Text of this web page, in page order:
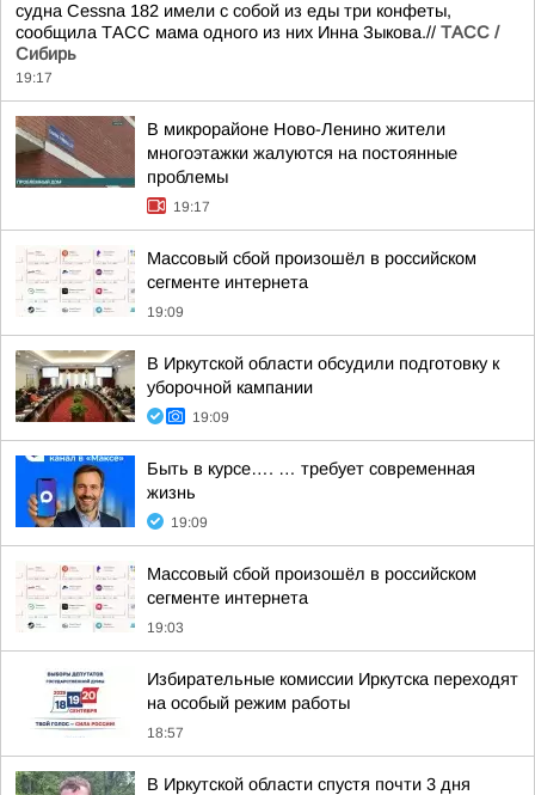
судна Cessna 182 имели с собой из еды три конфеты,
сообщила ТАСС мама одного из них Инна Зыкова.// ТАСС /
Сибирь
19:17
В микрорайоне Ново-Ленино жители
многоэтажки жалуются на постоянные
проблемы
19:17
Массовый сбой произошёл в российском
сегменте интернета
19:09
В Иркутской области обсудили подготовку к
уборочной кампании
19:09
Быть в курсе…. … требует современная
жизнь
19:09
Массовый сбой произошёл в российском
сегменте интернета
19:03
Избирательные комиссии Иркутска переходят
на особый режим работы
18:57
В Иркутской области спустя почти 3 дня